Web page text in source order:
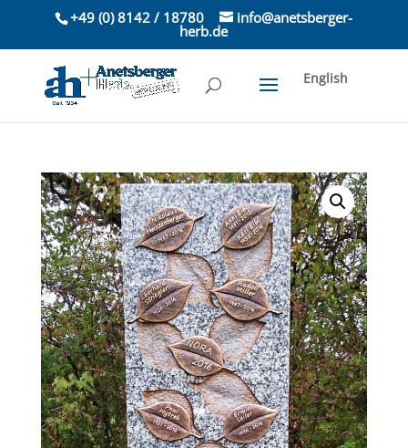
+49 (0) 8142 / 18780 info@anetsberger-
herb.de
English